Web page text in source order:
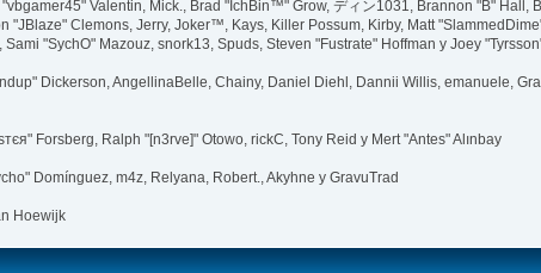
Valentin, Mick., Brad "IchBin™" Grow, ディン1031, Brannon "B"
"JBlaze" Clemons, Jerry, Joker™, Kays, Killer Possum, Kirby, Matt
"SychO" Mazouz, snork13, Spuds, Steven "Fustrate" Hoffman y Joey
Dickerson, AngellinaBelle, Chainy, Daniel Diehl, Dannii Willis, emanuele,
Forsberg, Ralph "[n3rve]" Otowo, rickC, Tony Reid y Mert "Antes" Alınbay
Domínguez, m4z, Relyana, Robert., Akyhne y GravuTrad
Hoewijk